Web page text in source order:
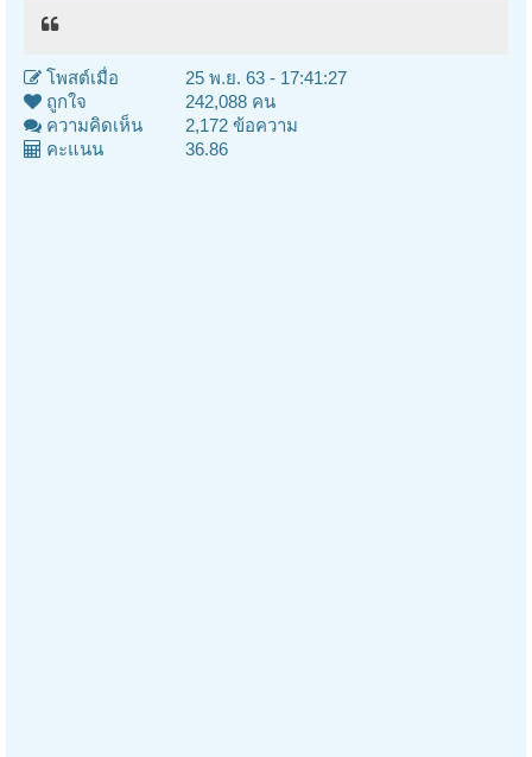
โพสต์เมื่อ
25 พ.ย. 63 - 17:41:27
ถูกใจ
242,088 คน
ความคิดเห็น
2,172 ข้อความ
คะแนน
36.86